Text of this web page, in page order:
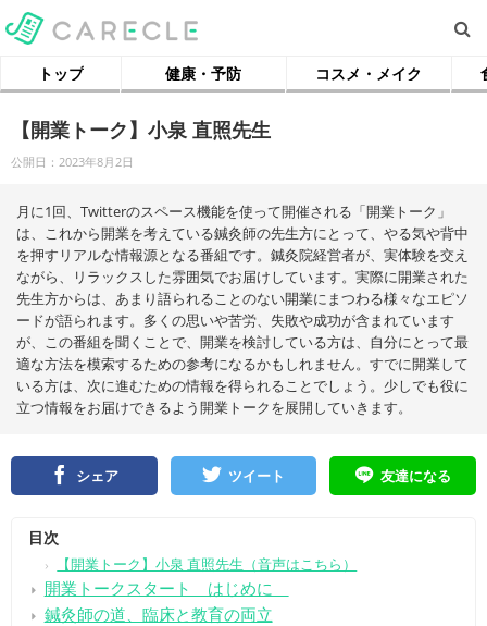
トップ 健康・予防 コスメ・メイク
【開業トーク】小泉 直照先生
公開日：2023年8月2日
月に1回、Twitterのスペース機能を使って開催される「開業トーク」
は、これから開業を考えている鍼灸師の先生方にとって、やる気や背中
を押すリアルな情報源となる番組です。鍼灸院経営者が、実体験を交え
ながら、リラックスした雰囲気でお届けしています。実際に開業された
先生方からは、あまり語られることのない開業にまつわる様々なエピソ
ードが語られます。多くの思いや苦労、失敗や成功が含まれています
が、この番組を聞くことで、開業を検討している方は、自分にとって最
適な方法を模索するための参考になるかもしれません。すでに開業して
いる方は、次に進むための情報を得られることでしょう。少しでも役に
立つ情報をお届けできるよう開業トークを展開していきます。
シェア ツイート 友達になる
目次
【開業トーク】小泉 直照先生（音声はこちら）
開業トークスタート はじめに
鍼灸師の道、臨床と教育の両立